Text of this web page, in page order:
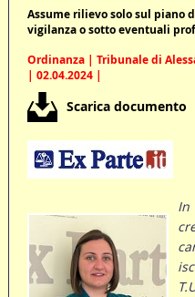
Assume rilievo solo sul piano
vigilanza o sotto eventuali
Ordinanza | Tribunale di
| 02.04.2024 |
Scarica documento